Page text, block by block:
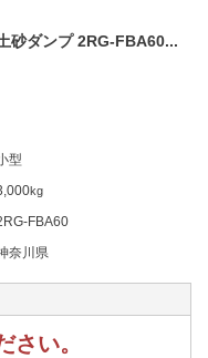
砂ダンプ 2RG-FBA60...
型
kg
FBA60
奈川県
さい。